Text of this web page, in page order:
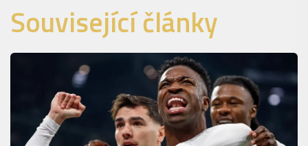
Související články